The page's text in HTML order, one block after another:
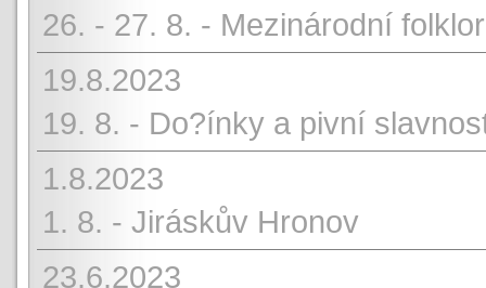
26. - 27. 8. - Mezinárodní
19.8.2023
19. 8. - Do?ínky a pivní
1.8.2023
1. 8. - Jiráskův Hronov
23.6.2023